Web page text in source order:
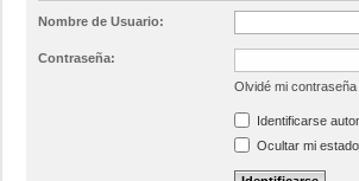
Nombre de Usuario:
Contraseña:
Olvidé mi contraseña
Identificarse
Ocultar mi